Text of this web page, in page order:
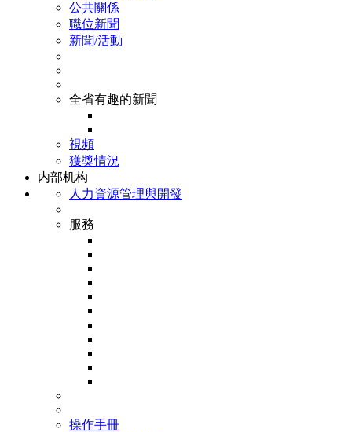
公共關係
職位新聞
新聞/活動
全省有趣的新聞
視頻
獲獎情況
内部机构
人力資源管理與開發
服務
操作手冊